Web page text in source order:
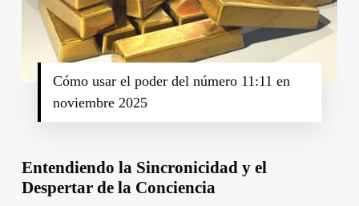
Cómo usar el poder del número 11:11 en
noviembre 2025
Entendiendo la Sincronicidad y el
Despertar de la Conciencia